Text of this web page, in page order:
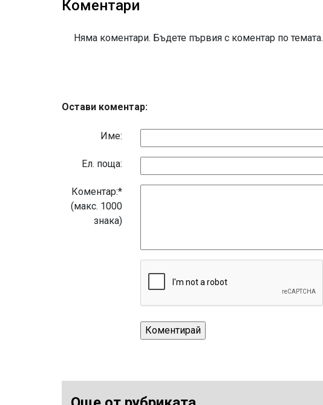
Коментари
Няма коментари. Бъдете първия с коментар по темата.
Остави коментар:
Име:
Eл. поща:
Коментар:*
(макс. 1000
знака)